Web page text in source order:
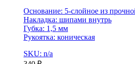
Основание: 5-слойное из
Накладка: шипами внутрь
Губка: 1,5 мм
Рукоятка: коническая
SKU: n/a